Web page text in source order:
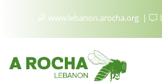
www.lebanon.arocha.org